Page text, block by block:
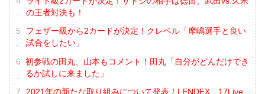
の王者対決も！
フェザー級から2カードが決定！クレベル「摩嶋選手と良い
試合をしたい」
初参戦の田丸、山本もコメント！田丸「自分がどんだけでき
るか試しに来ました」
2021年の新たな取り組みについて発表！LENDEX、17Live